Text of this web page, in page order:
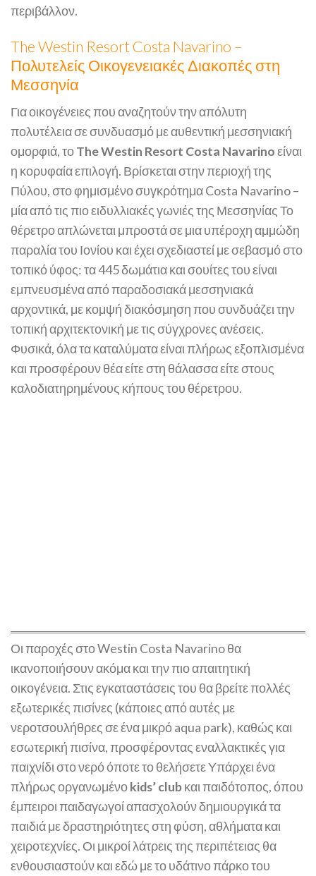
περιβάλλον​.
The Westin Resort Costa Navarino –
Πολυτελείς Οικογενειακές Διακοπές στη
Μεσσηνία
Για οικογένειες που αναζητούν την απόλυτη
πολυτέλεια σε συνδυασμό με αυθεντική μεσσηνιακή
ομορφιά, τοThe Westin Resort Costa Navarinoείναι
η κορυφαία επιλογή. Βρίσκεται στην περιοχή της
Πύλου, στο φημισμένο συγκρότημα Costa Navarino –
μία από τις πιο ειδυλλιακές γωνιές της Μεσσηνίας​ Το
θέρετρο απλώνεται μπροστά σε μια υπέροχη αμμώδη
παραλία του Ιονίου και έχει σχεδιαστεί με σεβασμό στο
τοπικό ύφος: τα 445 δωμάτια και σουίτες του είναι
εμπνευσμένα από παραδοσιακά μεσσηνιακά
αρχοντικά, με κομψή διακόσμηση που συνδυάζει την
τοπική αρχιτεκτονική με τις σύγχρονες ανέσεις​.
Φυσικά, όλα τα καταλύματα είναι πλήρως εξοπλισμένα
και προσφέρουν θέα είτε στη θάλασσα είτε στους
καλοδιατηρημένους κήπους του θέρετρου.
Οι παροχές στο Westin Costa Navarino θα
ικανοποιήσουν ακόμα και την πιο απαιτητική
οικογένεια. Στις εγκαταστάσεις του θα βρείτε πολλές
εξωτερικές πισίνες (κάποιες από αυτές με
νεροτσουλήθρες σε ένα μικρό aqua park), καθώς και
εσωτερική πισίνα, προσφέροντας εναλλακτικές για
παιχνίδι στο νερό όποτε το θελήσετε​ Υπάρχει ένα
πλήρως οργανωμένοkids’ clubκαι παιδότοπος, όπου
έμπειροι παιδαγωγοί απασχολούν δημιουργικά τα
παιδιά με δραστηριότητες στη φύση, αθλήματα και
χειροτεχνίες. Οι μικροί λάτρεις της περιπέτειας θα
ενθουσιαστούν και εδώ με το υδάτινο πάρκο του